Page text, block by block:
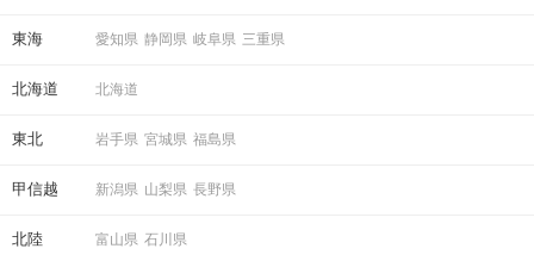
東海 愛知県 静岡県 岐阜県 三重県
北海道 北海道
東北 岩手県 宮城県 福島県
甲信越 新潟県 山梨県 長野県
北陸 富山県 石川県